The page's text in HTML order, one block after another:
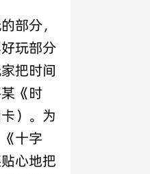
部分，
玩部分
把时间
《时
）。为
十字
心地把